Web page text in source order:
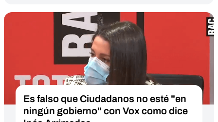
Es falso que Ciudadanos no esté "en
ningún gobierno" con Vox como dice